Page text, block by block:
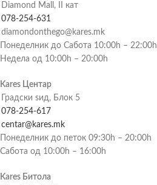
Diamond Mall, II кат
078-254-631
diamondonthego@kares.mk
Понеделник до Сабота 10:00h – 22:00h
Недела од 10:00h – 20:00h
Kares Центар
Градски ѕид, Блок 5
078-254-617
centar@kares.mk
Понеделник до петок 09:30h – 20:00h
Сабота од 10:00h – 16:00h
Kares Битола